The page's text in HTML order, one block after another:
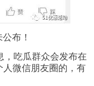
布！
，吃瓜群众会发布在
微信朋友圈的，有